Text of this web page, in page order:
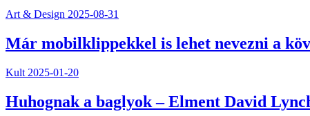
Art & Design 2025-08-31
Már mobilklippekkel is lehet nevezni a
Kult 2025-01-20
Huhognak a baglyok – Elment David